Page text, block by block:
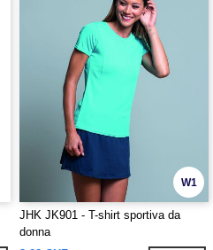
W1
JHK JK901 - T-shirt sportiva da
donna